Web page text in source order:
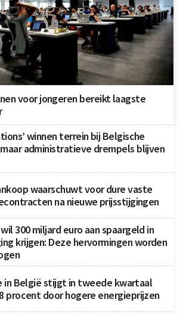
voor jongeren bereikt laagste
winnen terrein bij Belgische
maar administratieve drempels blijven
waarschuwt voor dure vaste
na nieuwe prijsstijgingen
300 miljard euro aan spaargeld in
krijgen: Deze hervormingen worden
in België stijgt in tweede kwartaal
procent door hogere energieprijzen